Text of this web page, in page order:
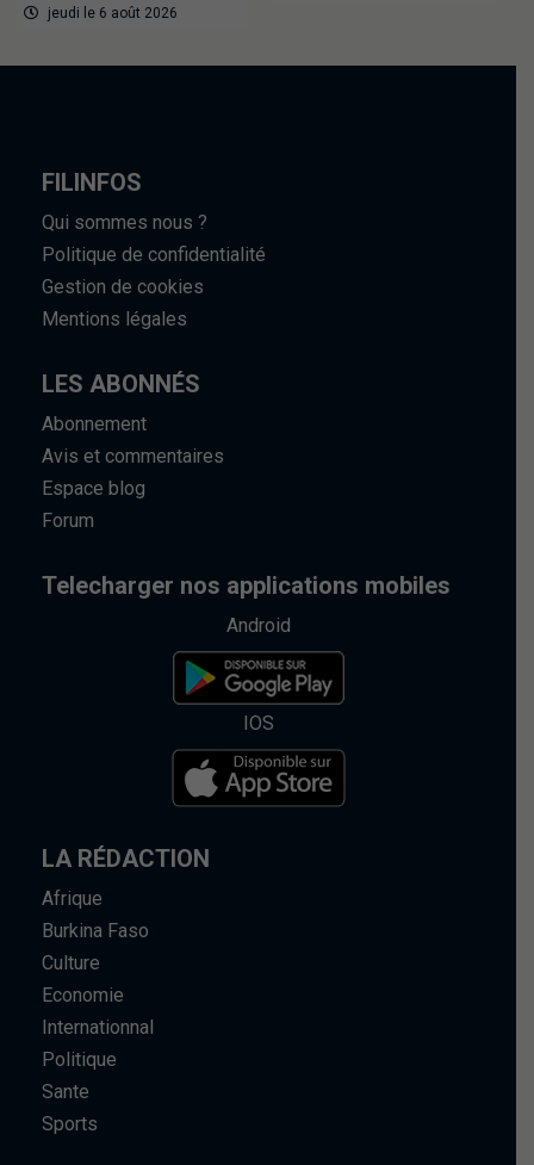
jeudi le 6 août 2026
FILINFOS
Qui sommes nous ?
Politique de confidentialité
Gestion de cookies
Mentions légales
LES ABONNÉS
Abonnement
Avis et commentaires
Espace blog
Forum
Telecharger nos applications mobiles
Android
IOS
LA RÉDACTION
Afrique
Burkina Faso
Culture
Economie
Internationnal
Politique
Sante
Sports